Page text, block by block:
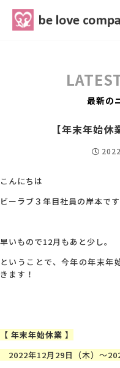
MG研修
最新ブログ
アクセス
最新の
【年末年始休
こんにちは
ビーラブ３年目社員の岸本です
早いもので12月もあと少し。
ということで、今年の年末年
きます！
【 年末年始休業 】
2022年12月29日（木）～